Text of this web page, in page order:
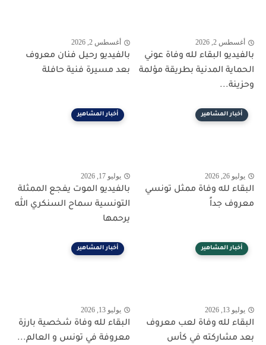
أغسطس 2, 2026
بالفيديو البقاء لله وفاة عوني
الحماية المدنية بطريقة مؤلمة
وحزينة...
أغسطس 2, 2026
بالفيديو رحيل فنان معروف
بعد مسيرة فنية حافلة
أخبار المشاهير
يوليو 26, 2026
البقاء لله وفاة ممثل تونسي
معروف جداً
أخبار المشاهير
يوليو 17, 2026
بالفيديو الموت يفجع الممثلة
التونسية سماح السنكري الله
يرحمها
أخبار المشاهير
يوليو 13, 2026
البقاء لله وفاة لعب معروف
بعد مشاركته في كأس
أخبار المشاهير
يوليو 13, 2026
البقاء لله وفاة شخصية بارزة
معروفة في تونس و العالم...